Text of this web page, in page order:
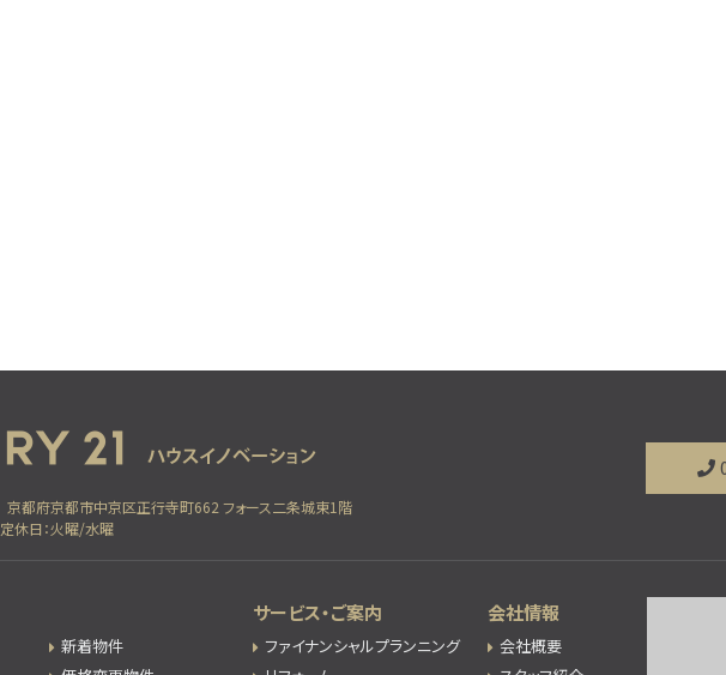
京都府京都市中京区正行寺町662 フォース二条城東1階
定休日：火曜/水曜
新着物件
サービス・ご案内
ファイナンシャルプランニング
会社情報
会社概要